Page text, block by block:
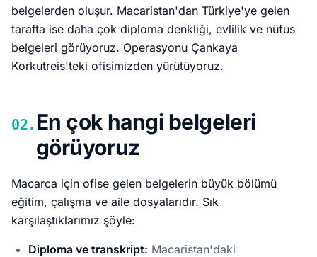
belgelerden oluşur. Macaristan'dan Türkiye'ye gelen
tarafta ise daha çok diploma denkliği, evlilik ve nüfus
belgeleri görüyoruz. Operasyonu Çankaya
Korkutreis'teki ofisimizden yürütüyoruz.
02. En çok hangi belgeleri
görüyoruz
Macarca için ofise gelen belgelerin büyük bölümü
eğitim, çalışma ve aile dosyalarıdır. Sık
karşılaştıklarımız şöyle:
Diploma ve transkript: Macaristan'daki